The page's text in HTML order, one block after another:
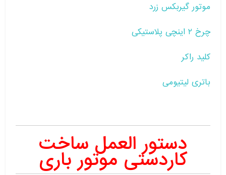
موتور گیربکس زرد
چرخ ۲ اینچی پلاستیکی
کلید راکر
باتری لیتیومی
دستور العمل ساخت
کاردستی موتور باری